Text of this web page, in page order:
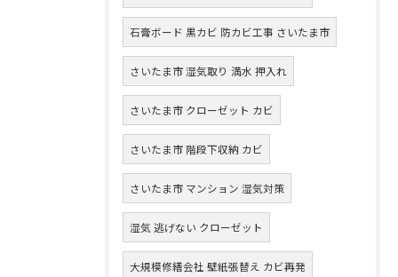
石膏ボード 黒カビ 防カビ工事 さいたま市
さいたま市 湿気取り 満水 押入れ
さいたま市 クローゼット カビ
さいたま市 階段下収納 カビ
さいたま市 マンション 湿気対策
湿気 逃げない クローゼット
大規模修繕会社 壁紙張替え カビ再発